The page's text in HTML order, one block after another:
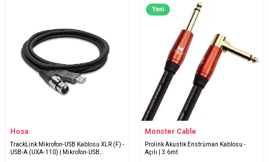
Hosa
TrackLink Mikrofon-USB Kablosu XLR (F) -
USB-A (UXA-110) | Mikrofon-USB
Yeni
Monster Cable
Prolink Akustik Enstrüman Kablosu -
Açılı | 3.6mt